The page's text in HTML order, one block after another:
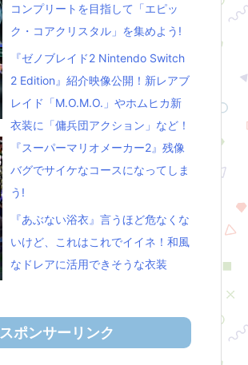
コンプリートを目指して「エピッ
ク・コアクリスタル」を集めよう!
『ゼノブレイド2 Nintendo Switch
2 Edition』紹介映像公開！新レアブ
レイド「M.O.M.O.」やホムヒカ新
衣装に「傭兵団アクション」など！
『スーパーマリオメーカー2』残像
バグでサイケなコースになってしま
う!
『あぶない浴衣』言うほど危なくな
いけど、これはこれでイイネ！和風
なドレアに活用できそうな衣装
スポンサーリンク